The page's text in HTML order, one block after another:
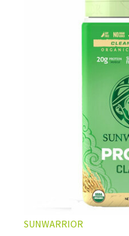
L’ÉQUILIBRE PARFAIT
Un café riche avec un
moment de pure
Une énergie immédiate
qui vous accompagne
après l’entraînement.
Pour ceux qui veulent
glacé, sans se sentir
Latte
🍯 CAFÉ FRAPPÉ AU
SUNWARRIOR